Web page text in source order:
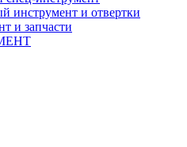
инструмент и отвертки
и запчасти